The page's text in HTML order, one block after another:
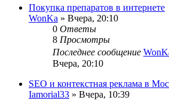
Покупка препаратов в интернете
WonKa » Вчера, 20:10
0 Ответы
8 Просмотры
Последнее сообщение
Вчера, 20:10
SEO и контекстная реклама в
Iamorial33 » Вчера, 10:39